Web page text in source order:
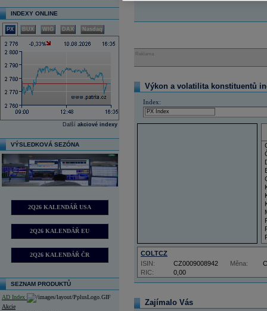
INDEXY ONLINE
PX BUX WIG DAX Nasdaq
Další akciové indexy
VÝSLEDKOVÁ SEZÓNA
2Q26 KALENDÁŘ USA
2Q26 KALENDÁŘ EU
2Q26 KALENDÁŘ ČR
SEZNAM PRODUKTŮ
AD Index
Akcie
Reklama
Výkon a volatilita konstituentů
Index:
COLTCZ
RIC: 0,00
ISIN: CZ0009008942 Měna:
Zajímalo Vás